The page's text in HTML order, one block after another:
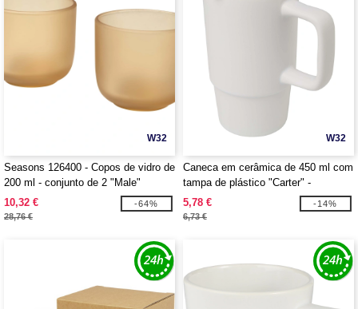
W32
Seasons 126400 - Copos de vidro de
200 ml - conjunto de 2 "Male"
10,32 €
28,76 €
-64%
W32
Caneca em cerâmica de 450 ml com
tampa de plástico "Carter" -
EgotierPro 100896
5,78 €
6,73 €
-14%